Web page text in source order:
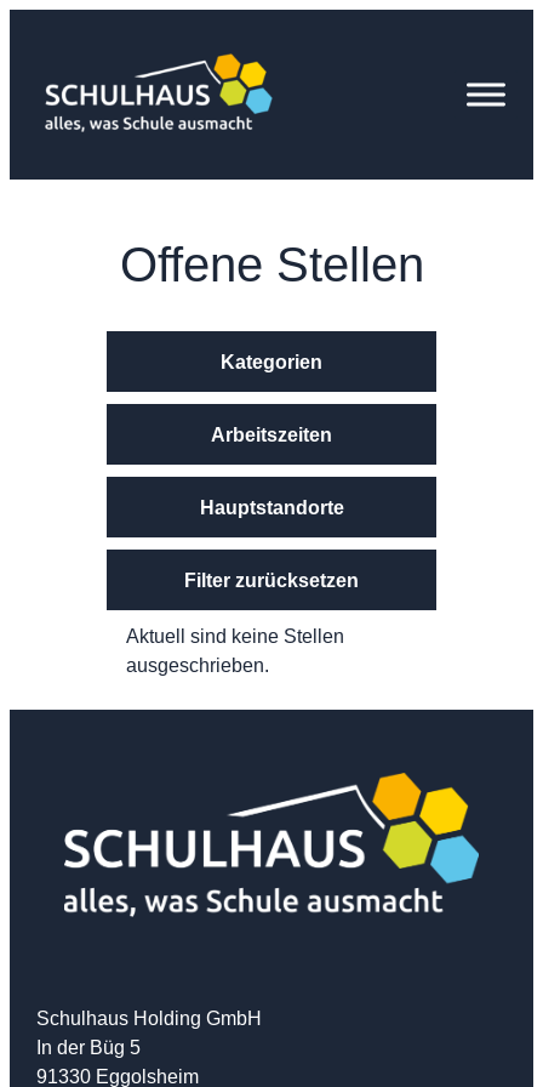
springen
Offene Stellen
Kategorien
Arbeitszeiten
Hauptstandorte
Filter zurücksetzen
Aktuell sind keine Stellen
ausgeschrieben.
Schulhaus Holding GmbH
In der Büg 5
91330 Eggolsheim